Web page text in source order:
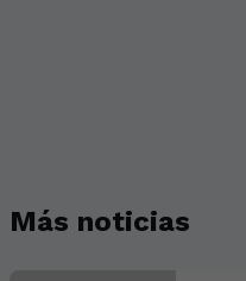
Más noticias